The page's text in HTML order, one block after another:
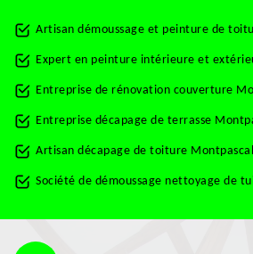
Artisan démoussage et peinture de
Expert en peinture intérieure et
Entreprise de rénovation couverture
Entreprise décapage de terrasse
Artisan décapage de toiture
Société de démoussage nettoyage de